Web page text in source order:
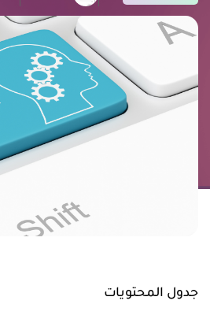
جدول المحتويات